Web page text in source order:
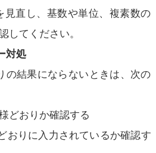
見直し、基数や単位、複素数の
してください。
対処
の結果にならないときは、次の
どおりか確認する
おりに入力されているか確認す